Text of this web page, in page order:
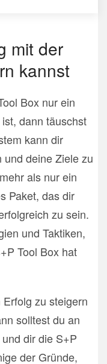
mit der
kannst
Box nur ein
dann täuschst
kann dir
deine Ziele zu
als nur ein
Paket, das dir
zu sein.
und Taktiken,
Tool Box hat
zu steigern
solltest du an
dir die S+P
der Gründe,